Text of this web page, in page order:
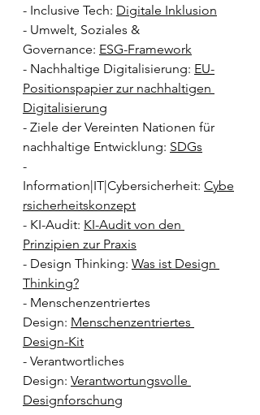
- Inclusive Tech: Digitale Inklusion
- Umwelt, Soziales &
Governance: ESG-Framework
- Nachhaltige Digitalisierung: EU-
Positionspapier zur nachhaltigen
Digitalisierung
- Ziele der Vereinten Nationen für
nachhaltige Entwicklung: SDGs
-
Information|IT|Cybersicherheit: Cybe
rsicherheitskonzept
- KI-Audit: KI-Audit von den
Prinzipien zur Praxis
- Design Thinking: Was ist Design
Thinking?
- Menschenzentriertes
Design: Menschenzentriertes
Design-Kit
- Verantwortliches
Design: Verantwortungsvolle
Designforschung